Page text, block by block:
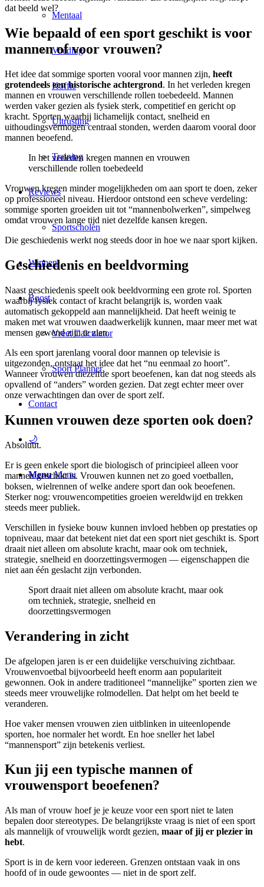
Mentaal
Voeding
Koffie
Uitrusting
Training
Reviews
Sportscholen
Winnen
Boost
Vreet Calculator
Sport Planner
Contact
🌙
Menu Menu
dat beeld wel?
Wie bepaald of een sport geschikt is voor
mannen of voor vrouwen?
Het idee dat sommige sporten vooral voor mannen zijn, heeft
grotendeels een historische achtergrond. In het verleden kregen
mannen en vrouwen verschillende rollen toebedeeld. Mannen
werden vaker gezien als fysiek sterk, competitief en gericht op
kracht. Sporten waarbij lichamelijk contact, snelheid en
uithoudingsvermogen centraal stonden, werden daarom vooral door
mannen beoefend.
In het verleden kregen mannen en vrouwen
verschillende rollen toebedeeld
Vrouwen kregen minder mogelijkheden om aan sport te doen, zeker
op professioneel niveau. Hierdoor ontstond een scheve verdeling:
sommige sporten groeiden uit tot “mannenbolwerken”, simpelweg
omdat vrouwen lange tijd niet dezelfde kansen kregen.
Die geschiedenis werkt nog steeds door in hoe we naar sport kijken.
Geschiedenis en beeldvorming
Naast geschiedenis speelt ook beeldvorming een grote rol. Sporten
waarbij fysiek contact of kracht belangrijk is, worden vaak
automatisch gekoppeld aan mannelijkheid. Dat heeft weinig te
maken met wat vrouwen daadwerkelijk kunnen, maar meer met wat
mensen gewend zijn te zien.
Als een sport jarenlang vooral door mannen op televisie is
uitgezonden, ontstaat het idee dat het “nu eenmaal zo hoort”.
Wanneer vrouwen diezelfde sport beoefenen, kan dat nog steeds als
opvallend of “anders” worden gezien. Dat zegt echter meer over
onze verwachtingen dan over de sport zelf.
Kunnen vrouwen deze sporten ook doen?
Absoluut.
Er is geen enkele sport die biologisch of principieel alleen voor
mannen geschikt is. Vrouwen kunnen net zo goed voetballen,
boksen, wielrennen of welke andere sport dan ook beoefenen.
Sterker nog: vrouwencompetities groeien wereldwijd en trekken
steeds meer publiek.
Verschillen in fysieke bouw kunnen invloed hebben op prestaties op
topniveau, maar dat betekent niet dat een sport niet geschikt is. Sport
draait niet alleen om absolute kracht, maar ook om techniek,
strategie, snelheid en doorzettingsvermogen — eigenschappen die
niet aan één geslacht zijn verbonden.
Sport draait niet alleen om absolute kracht, maar ook
om techniek, strategie, snelheid en
doorzettingsvermogen
Verandering in zicht
De afgelopen jaren is er een duidelijke verschuiving zichtbaar.
Vrouwenvoetbal bijvoorbeeld heeft enorm aan populariteit
gewonnen. Ook in andere traditioneel “mannelijke” sporten zien we
steeds meer vrouwelijke rolmodellen. Dat helpt om het beeld te
veranderen.
Hoe vaker mensen vrouwen zien uitblinken in uiteenlopende
sporten, hoe normaler het wordt. En hoe sneller het label
“mannensport” zijn betekenis verliest.
Kun jij een typische mannen of
vrouwensport beoefenen?
Als man of vrouw hoef je je keuze voor een sport niet te laten
bepalen door stereotypes. De belangrijkste vraag is niet of een sport
als mannelijk of vrouwelijk wordt gezien, maar of jij er plezier in
hebt.
Sport is in de kern voor iedereen. Grenzen ontstaan vaak in ons
hoofd of in oude gewoontes — niet in de sport zelf.